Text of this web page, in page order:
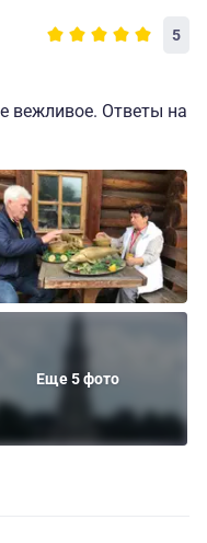
5
вежливое. Ответы на
Еще 5 фото